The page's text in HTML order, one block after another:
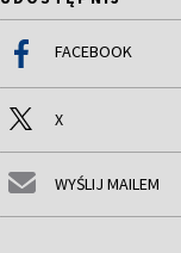
FACEBOOK
X
WYŚLIJ MAILEM